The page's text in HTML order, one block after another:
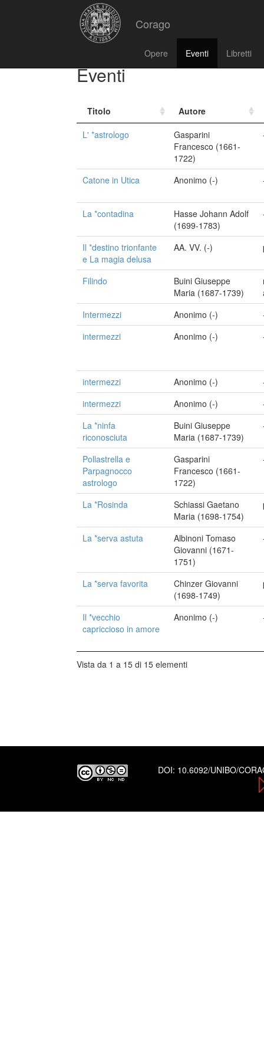
Corago
Opere Eventi Libretti
Eventi
Titolo
Autore
L' *astrologo
Gasparini
Francesco (1661-
1722)
Catone in Utica Anonimo (-)
La *contadina
Hasse Johann Adolf
(1699-1783)
Il *destino trionfante
e La magia delusa
AA. VV. (-)
Filindo
Buini Giuseppe
Maria (1687-1739)
Intermezzi
Anonimo (-)
intermezzi
Anonimo (-)
intermezzi Anonimo (-)
intermezzi
Anonimo (-)
La *ninfa
riconosciuta
Buini Giuseppe
Maria (1687-1739)
Pollastrella e
Parpagnocco
astrologo
Gasparini
Francesco (1661-
1722)
La *Rosinda
Schiassi Gaetano
Maria (1698-1754)
La *serva astuta
Albinoni Tomaso
Giovanni (1671-
1751)
La *serva favorita
Chinzer Giovanni
(1698-1749)
Il *vecchio
capriccioso in amore
Anonimo (-)
Vista da 1 a 15 di 15 elementi
DOI: 10.6092/UNIBO/